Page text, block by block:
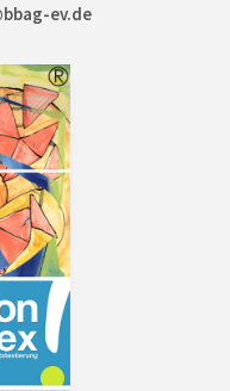
ev.de